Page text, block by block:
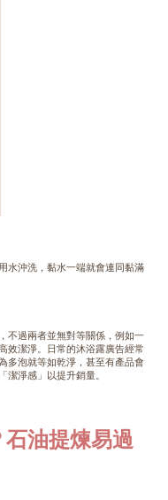
水沖洗，黏水一端就會連同黏滿
不過兩者並無對等關係，例如一
效潔淨。日常的沐浴露廣告經常
多泡就等如乾淨，甚至有產品會
淨感」以提升銷量。
油提煉易過